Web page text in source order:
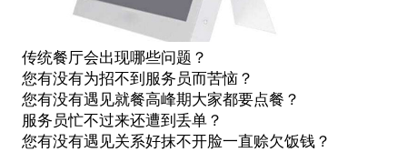
传统餐厅会出现哪些问题？
您有没有为招不到服务员而苦恼？
您有没有遇见就餐高峰期大家都要点餐？
服务员忙不过来还遭到丢单？
您有没有遇见关系好抹不开脸一直赊欠饭钱？